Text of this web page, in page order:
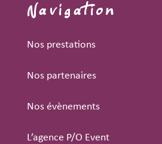
Navigation
Nos prestations
Nos partenaires
Nos évènements
L’agence P/O Event